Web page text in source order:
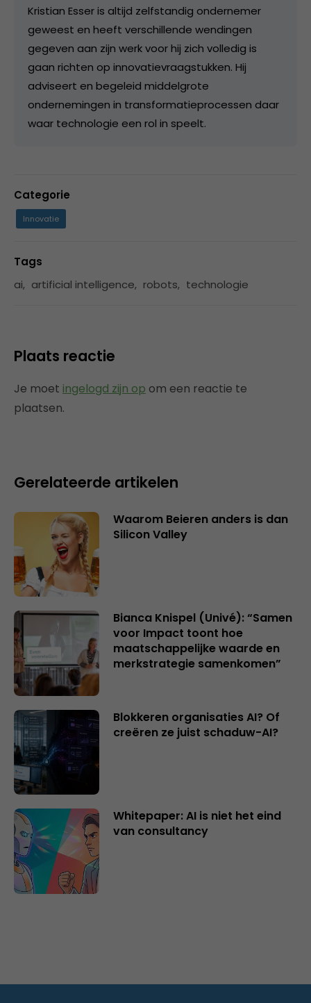
Kristian Esser is altijd zelfstandig ondernemer
geweest en heeft verschillende wendingen
gegeven aan zijn werk voor hij zich volledig is
gaan richten op innovatievraagstukken. Hij
adviseert en begeleid middelgrote
ondernemingen in transformatieprocessen daar
waar technologie een rol in speelt.
Categorie
Innovatie
Tags
ai, artificial intelligence, robots, technologie
Plaats reactie
Je moet ingelogd zijn op om een reactie te
plaatsen.
Gerelateerde artikelen
Waarom Beieren anders is dan
Silicon Valley
Bianca Knispel (Univé): “Samen
voor Impact toont hoe
maatschappelijke waarde en
merkstrategie samenkomen”
Blokkeren organisaties AI? Of
creëren ze juist schaduw-AI?
Whitepaper: AI is niet het eind
van consultancy